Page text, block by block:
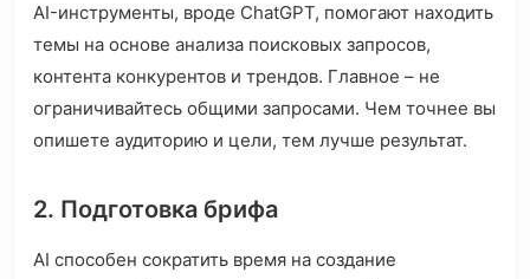
AI-инструменты, вроде ChatGPT, помогают находить
темы на основе анализа поисковых запросов,
контента конкурентов и трендов. Главное – не
ограничивайтесь общими запросами. Чем точнее вы
опишете аудиторию и цели, тем лучше результат.
2. Подготовка брифа
AI способен сократить время на создание